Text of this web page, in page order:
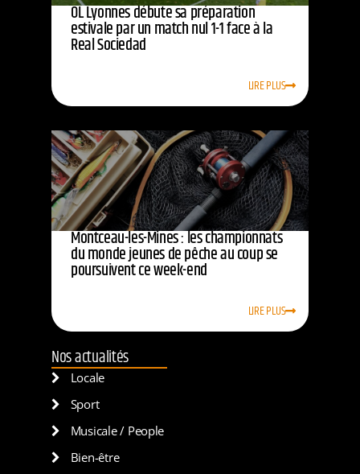
OL Lyonnes débute sa préparation
estivale par un match nul 1-1 face à la
Real Sociedad
LIRE PLUS
Montceau-les-Mines : les championnats
du monde jeunes de pêche au coup se
poursuivent ce week-end
LIRE PLUS
Nos actualités
Locale
Sport
Musicale / People
Bien-être